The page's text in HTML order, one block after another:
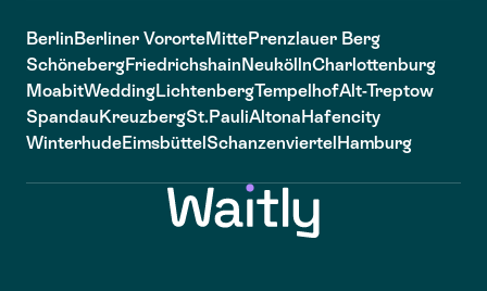
BerlinBerliner VororteMittePrenzlauer Berg
SchönebergFriedrichshainNeuköllnCharlottenburg
MoabitWeddingLichtenbergTempelhofAlt-Treptow
SpandauKreuzbergSt.PauliAltonaHafencity
WinterhudeEimsbüttelSchanzenviertelHamburg